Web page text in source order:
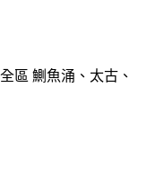
區 鰂魚涌、太古、